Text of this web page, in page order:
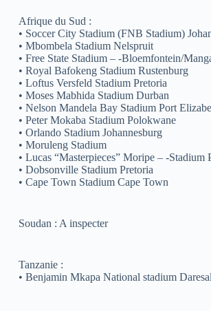
Afrique du Sud :
• Soccer City Stadium (FNB Stadium)
• Mbombela Stadium Nelspruit
• Free State Stadium – -Bloemfontein/
• Royal Bafokeng Stadium Rustenburg
• Loftus Versfeld Stadium Pretoria
• Moses Mabhida Stadium Durban
• Nelson Mandela Bay Stadium Port
• Peter Mokaba Stadium Polokwane
• Orlando Stadium Johannesburg
• Moruleng Stadium
• Lucas “Masterpieces” Moripe – -Stadium
• Dobsonville Stadium Pretoria
• Cape Town Stadium Cape Town
Soudan : A inspecter
Tanzanie :
• Benjamin Mkapa National stadium